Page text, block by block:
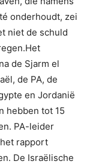
onderhoudt, zei
niet de schuld
de Sjarm el
de PA, de
en Jordanië
hebben tot 15
PA-leider
rapport
De Israëlische